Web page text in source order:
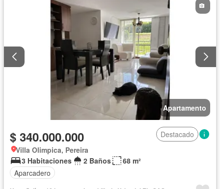
Apartamento
$ 340.000.000
Destacado
Villa Olimpica, Pereira
3 Habitaciones
2 Baños
68 m²
Aparcadero